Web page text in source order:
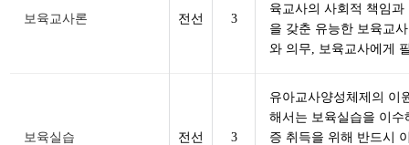
보육교사론 전선 3
육교사의 사회적 책임
을 갖춘 유능한 보육교
와 의무, 보육교사에게
보육실습 전선 3
유아교사양성체제의 이
해서는 보육실습을 이
증 취득을 위해 반드시